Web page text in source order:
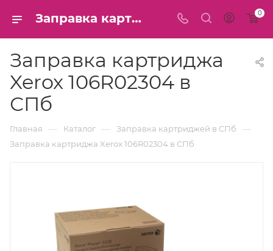
Заправка картриджа Xerox 106R02304 в СПб 0
Заправка картриджа
Xerox 106R02304 в
СПб
Главная — Каталог — Заправка картриджей в СПб —
Заправка картриджа Xerox 106R02304 в СПб